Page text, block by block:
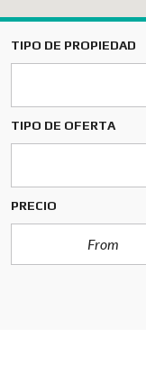
TIPO DE PROPIEDAD
TIPO DE OFERTA
PRECIO